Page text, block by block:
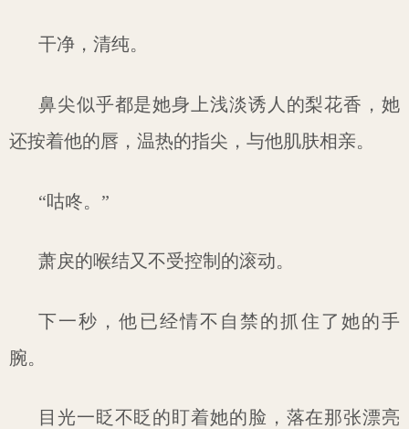
干净，清纯。
鼻尖似乎都是她身上浅淡诱人的梨花香，她
还按着他的唇，温热的指尖，与他肌肤相亲。
“咕咚。”
萧戾的喉结又不受控制的滚动。
下一秒，他已经情不自禁的抓住了她的手
腕。
目光一眨不眨的盯着她的脸，落在那张漂亮